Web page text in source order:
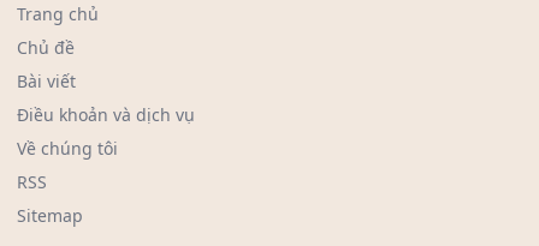
Trang chủ
Chủ đề
Bài viết
Điều khoản và dịch vụ
Về chúng tôi
RSS
Sitemap